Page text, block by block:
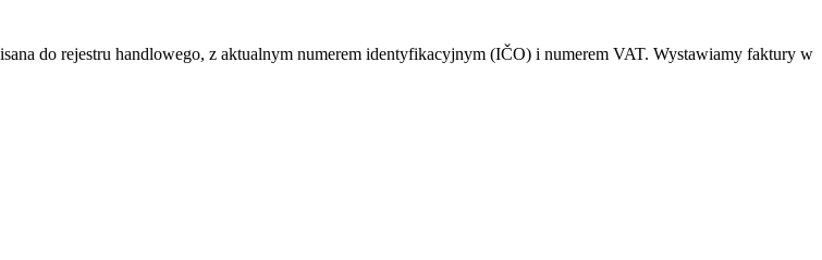
do rejestru handlowego, z aktualnym numerem identyfikacyjnym (IČO) i numerem VAT. Wystawiamy faktury w